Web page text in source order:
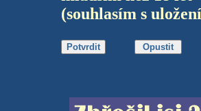
(souhlasím s